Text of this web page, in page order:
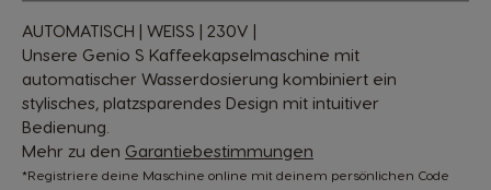
AUTOMATISCH | WEISS | 230V |
Unsere Genio S Kaffeekapselmaschine mit
automatischer Wasserdosierung kombiniert ein
stylisches, platzsparendes Design mit intuitiver
Bedienung.
Mehr zu den Garantiebestimmungen
*Registriere deine Maschine online mit deinem persönlichen Code